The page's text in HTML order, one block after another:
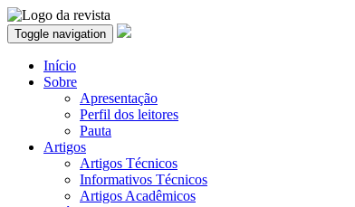
Toggle navigation
Início
Sobre
Apresentação
Perfil dos leitores
Pauta
Artigos
Artigos Técnicos
Informativos Técnicos
Artigos Acadêmicos